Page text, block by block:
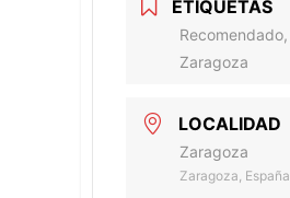
ETIQUETAS
Recomendado,
Zaragoza
LOCALIDAD
Zaragoza
Zaragoza, España